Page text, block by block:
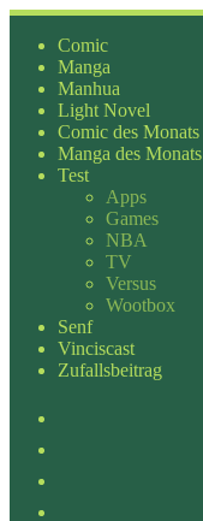
Zum
Inhalt
springen
Comic
Manga
Manhua
Light Novel
Comic des Monats
Manga des Monats
Test
Apps
Games
NBA
TV
Versus
Wootbox
Senf
Vinciscast
Zufallsbeitrag